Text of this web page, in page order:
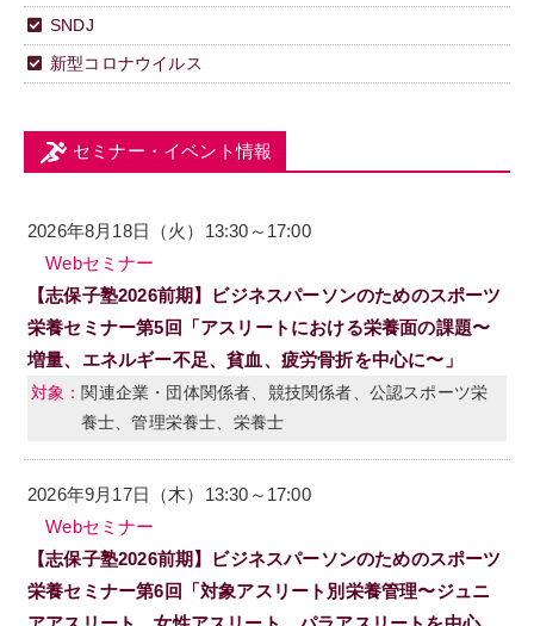
SNDJ
新型コロナウイルス
セミナー・イベント情報
2026年8月18日（火）13:30～17:00
Webセミナー
【志保子塾2026前期】ビジネスパーソンのためのスポーツ
栄養セミナー第5回「アスリートにおける栄養面の課題〜
増量、エネルギー不足、貧血、疲労骨折を中心に〜」
関連企業・団体関係者、競技関係者、公認スポーツ栄
養士、管理栄養士、栄養士
2026年9月17日（木）13:30～17:00
Webセミナー
【志保子塾2026前期】ビジネスパーソンのためのスポーツ
栄養セミナー第6回「対象アスリート別栄養管理〜ジュニ